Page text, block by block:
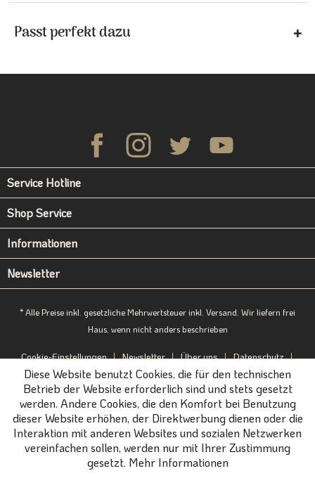
Passt perfekt dazu
Service Hotline
Shop Service
Informationen
Newsletter
* Alle Preise inkl. gesetzliche Mehrwertsteuer inkl. Versand. Wir liefern frei
Haus, wenn nicht anders beschrieben
Cookie-Einstellungen Newsletter Über uns
Datenschutz
Impressum
B2B-Portal
Diese Website benutzt Cookies, die für den technischen
Betrieb der Website erforderlich sind und stets gesetzt
werden. Andere Cookies, die den Komfort bei Benutzung
dieser Website erhöhen, der Direktwerbung dienen oder die
Interaktion mit anderen Websites und sozialen Netzwerken
vereinfachen sollen, werden nur mit Ihrer Zustimmung
gesetzt. Mehr Informationen